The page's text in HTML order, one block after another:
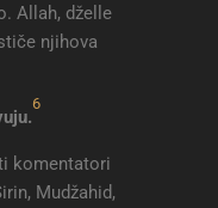
Allah, dželle
njihova
.
6
komentatori
Mudžahid,